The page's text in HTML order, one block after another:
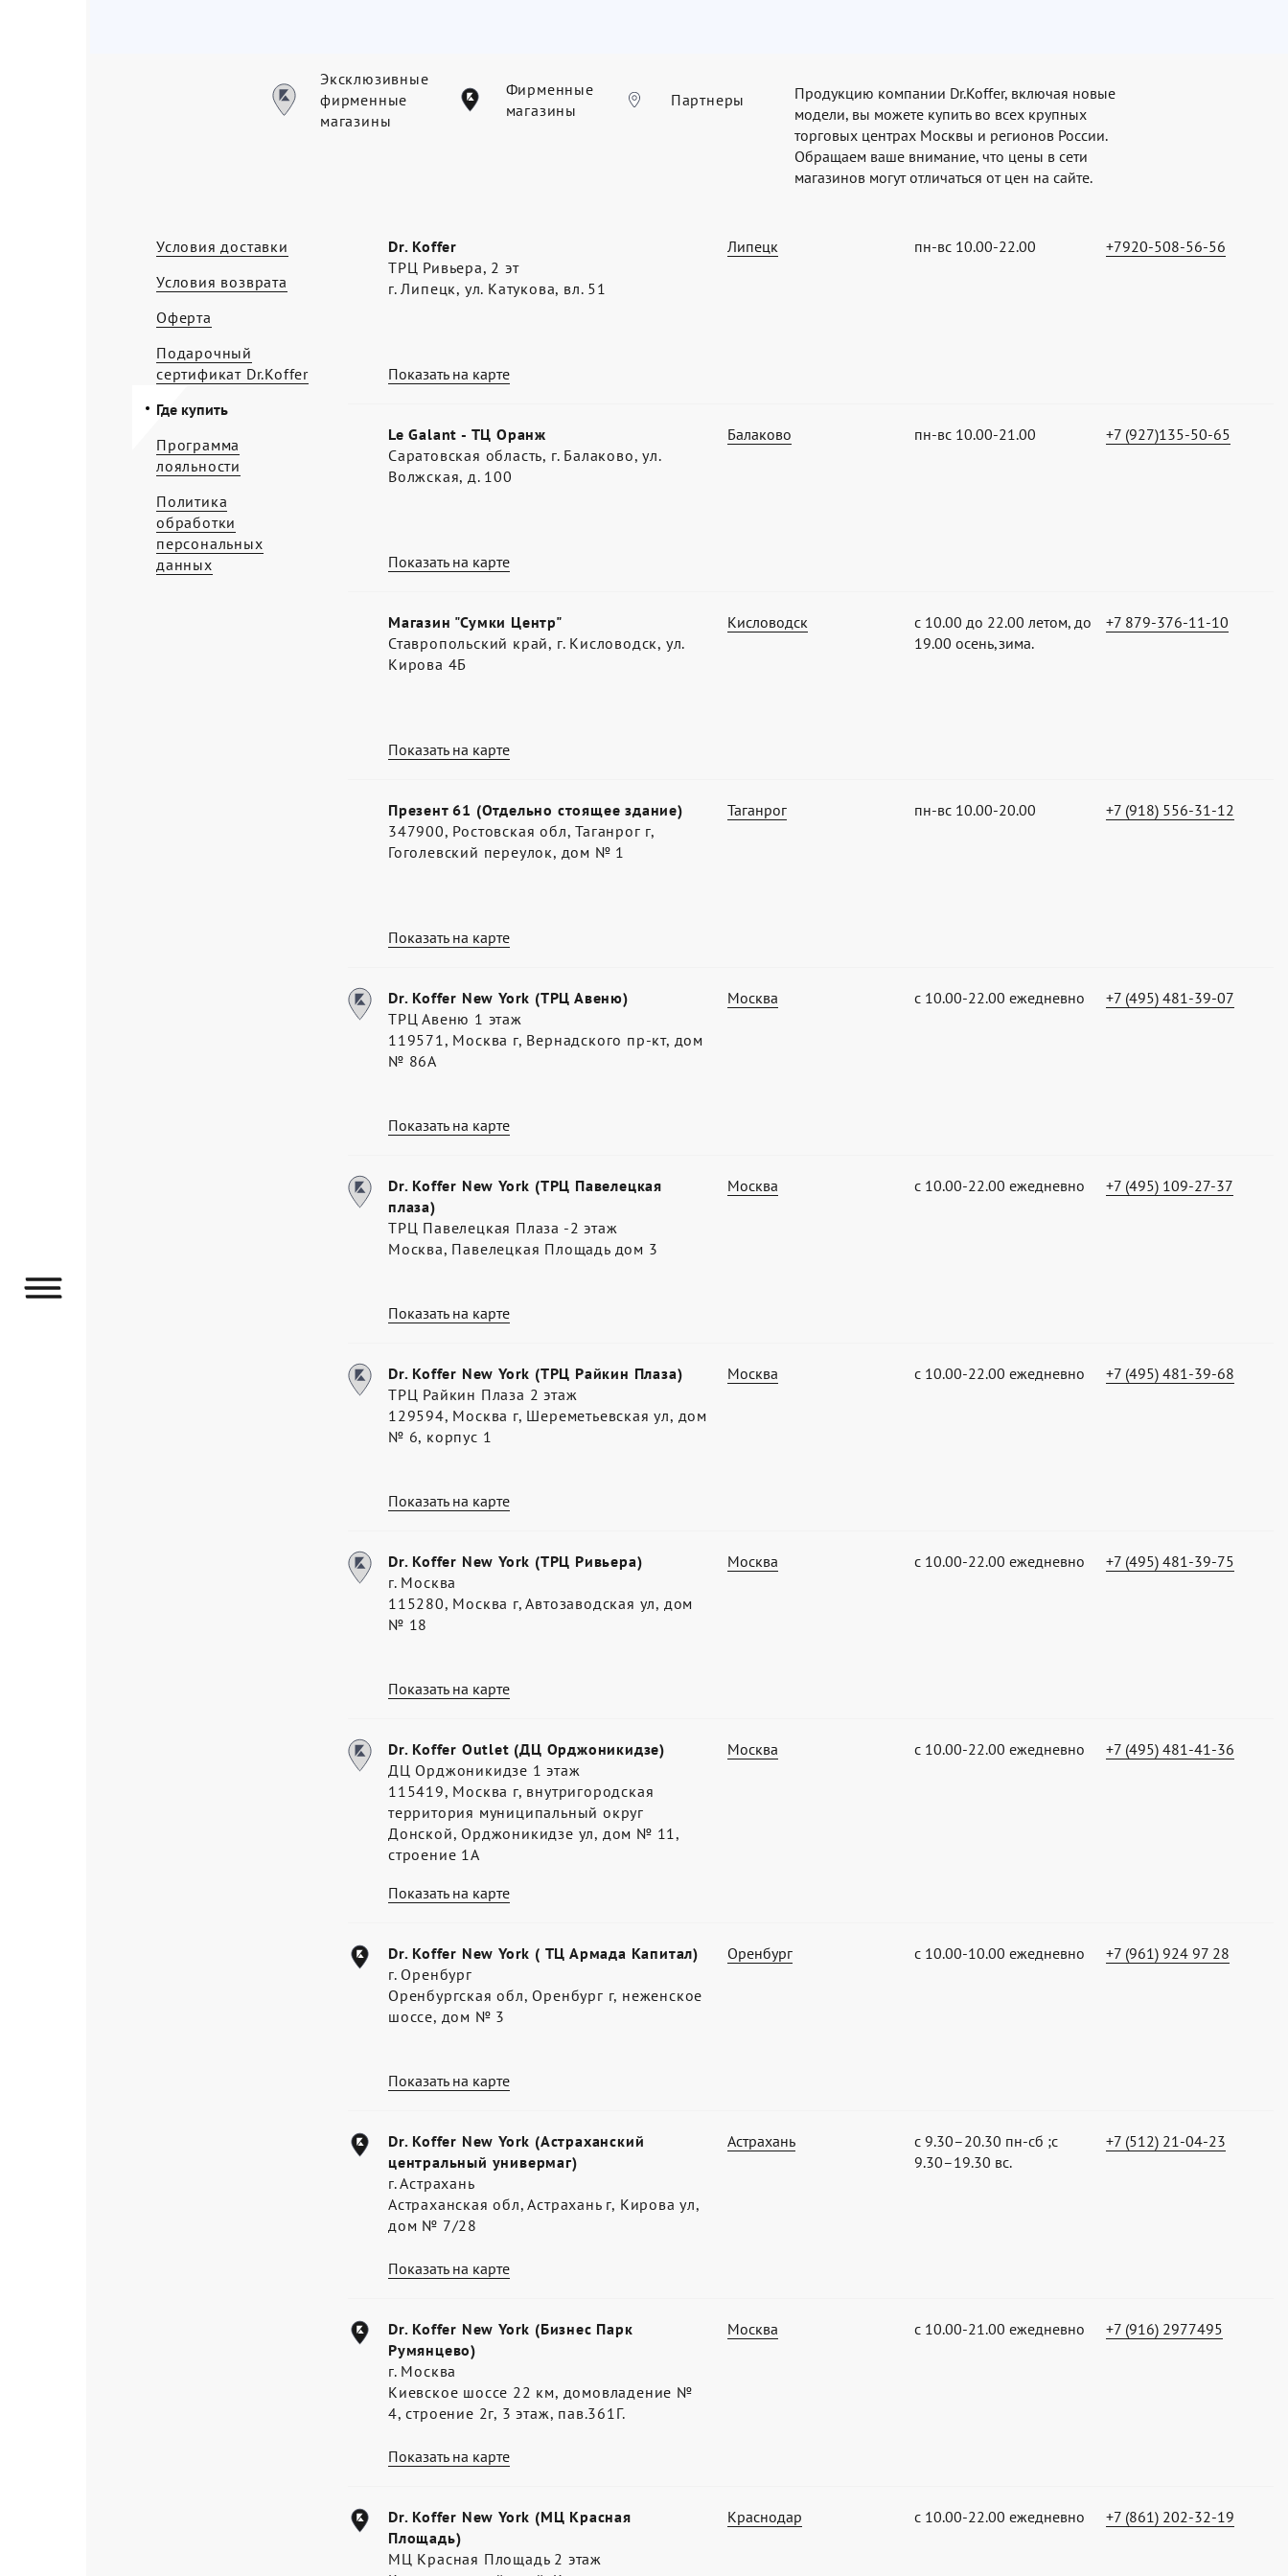
Эксклюзивные
фирменные
магазины
Фирменные
магазины
Партнеры
Продукцию компании Dr.Koffer, включая новые
модели, вы можете купить во всех крупных
торговых центрах Москвы и регионов России.
Обращаем ваше внимание, что цены в сети
магазинов могут отличаться от цен на сайте.
Условия доставки
Условия возврата
Оферта
Подарочный
сертификат Dr.Koffer
Где купить
Программа
лояльности
Политика
обработки
персональных
данных
Показать на карте
Dr. Koffer
ТРЦ Ривьера, 2 эт
г. Липецк, ул. Катукова, вл. 51
Липецк пн-вс 10.00-22.00 +7920-508-56-56
Показать на карте
Le Galant - ТЦ Оранж
Саратовская область, г. Балаково, ул.
Волжская, д. 100
Балаково пн-вс 10.00-21.00 +7 (927)135-50-65
Показать на карте
Магазин "Сумки Центр"
Ставропольский край, г. Кисловодск, ул.
Кирова 4Б
Кисловодск
с 10.00 до 22.00 летом, до
19.00 осень,зима.
+7 879-376-11-10
Показать на карте
Презент 61 (Отдельно стоящее здание)
347900, Ростовская обл, Таганрог г,
Гоголевский переулок, дом № 1
Таганрог пн-вс 10.00-20.00 +7 (918) 556-31-12
Показать на карте
Dr. Koffer New York (ТРЦ Авеню)
ТРЦ Авеню 1 этаж
119571, Москва г, Вернадского пр-кт, дом
№ 86А
Москва с 10.00-22.00 ежедневно +7 (495) 481-39-07
Показать на карте
Dr. Koffer New York (ТРЦ Павелецкая
плаза)
ТРЦ Павелецкая Плаза -2 этаж
Москва, Павелецкая Площадь дом 3
Москва с 10.00-22.00 ежедневно +7 (495) 109-27-37
Показать на карте
Dr. Koffer New York (ТРЦ Райкин Плаза)
ТРЦ Райкин Плаза 2 этаж
129594, Москва г, Шереметьевская ул, дом
№ 6, корпус 1
Москва с 10.00-22.00 ежедневно +7 (495) 481-39-68
Показать на карте
Dr. Koffer New York (ТРЦ Ривьера)
г. Москва
115280, Москва г, Автозаводская ул, дом
№ 18
Москва с 10.00-22.00 ежедневно +7 (495) 481-39-75
Показать на карте
Dr. Koffer Outlet (ДЦ Орджоникидзе)
ДЦ Орджоникидзе 1 этаж
115419, Москва г, внутригородская
территория муниципальный округ
Донской, Орджоникидзе ул, дом № 11,
строение 1А
Москва с 10.00-22.00 ежедневно +7 (495) 481-41-36
Показать на карте
Dr. Koffer New York ( ТЦ Армада Капитал)
г. Оренбург
Оренбургская обл, Оренбург г, неженское
шоссе, дом № 3
Оренбург с 10.00-10.00 ежедневно +7 (961) 924 97 28
Показать на карте
Dr. Koffer New York (Астраханский
центральный универмаг)
г. Астрахань
Астраханская обл, Астрахань г, Кирова ул,
дом № 7/28
Астрахань
с 9.30–20.30 пн-сб ;с
9.30–19.30 вс.
+7 (512) 21-04-23
Показать на карте
Dr. Koffer New York (Бизнес Парк
Румянцево)
г. Москва
Киевское шоссе 22 км, домовладение №
4, строение 2г, 3 этаж, пав.361Г.
Москва с 10.00-21.00 ежедневно +7 (916) 2977495
Dr. Koffer New York (МЦ Красная
Площадь)
МЦ Красная Площадь 2 этаж
Краснодар с 10.00-22.00 ежедневно +7 (861) 202-32-19